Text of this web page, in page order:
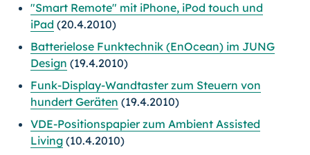
"Smart Remote" mit iPhone, iPod touch und
iPad (20.4.2010)
Batterielose Funktechnik (EnOcean) im JUNG
Design (19.4.2010)
Funk-Display-Wandtaster zum Steuern von
hundert Geräten (19.4.2010)
VDE-Positionspapier zum Ambient Assisted
Living (10.4.2010)